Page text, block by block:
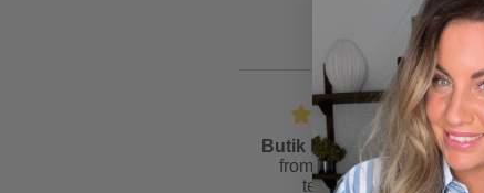
Butik Friis is rated4.6
from 81reviews &
testimonials